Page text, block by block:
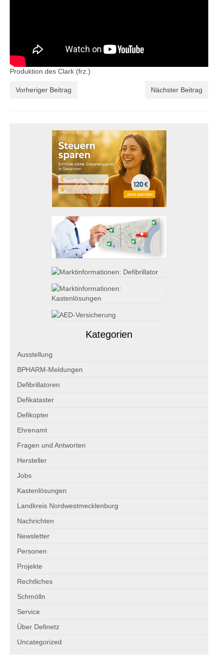
Produktion des Clark (frz.)
Vorheriger Beitrag Nächster Beitrag
Kategorien
Ausstellung
BPHARM-Meldungen
Defibrillatoren
Defikataster
Defikopter
Ehrenamt
Fragen und Antworten
Hersteller
Jobs
Kastenlösungen
Landkreis Nordwestmecklenburg
Nachrichten
Newsletter
Personen
Projekte
Rechtliches
Schmölln
Service
Über Definetz
Uncategorized